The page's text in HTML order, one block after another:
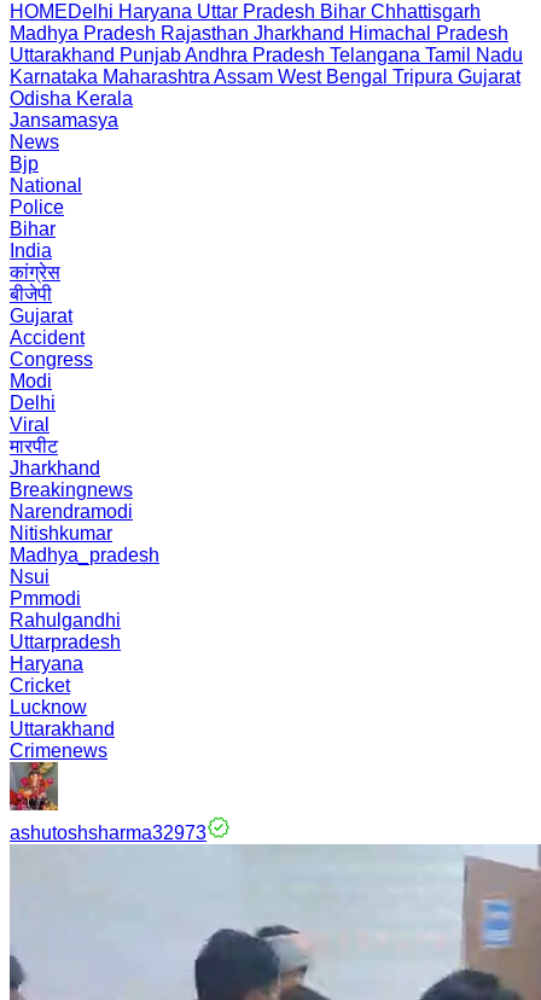
HOMEDelhi Haryana Uttar Pradesh Bihar Chhattisgarh
Madhya Pradesh Rajasthan Jharkhand Himachal Pradesh
Uttarakhand PunjabAndhra Pradesh Telangana Tamil Nadu
Karnataka Maharashtra Assam West Bengal Tripura Gujarat
Odisha Kerala
Jansamasya
News
Bjp
National
Police
Bihar
India
कांग्रेस
बीजेपी
Gujarat
Accident
Congress
Modi
Delhi
Viral
मारपीट
Jharkhand
Breakingnews
Narendramodi
Nitishkumar
Madhya_pradesh
Nsui
Pmmodi
Rahulgandhi
Uttarpradesh
Haryana
Cricket
Lucknow
Uttarakhand
Crimenews
ashutoshsharma32973